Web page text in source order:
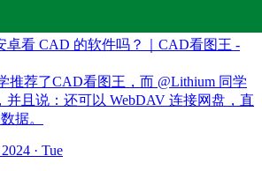
卓看 CAD 的软件吗？｜CAD看图王 -
推荐了CAD看图王，而 @Lithium 同学
并且说：还可以 WebDAV 连接网盘，直
据。
· Tue